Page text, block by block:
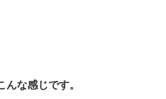
な感じです。